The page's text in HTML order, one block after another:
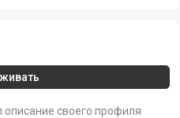
своего профиля